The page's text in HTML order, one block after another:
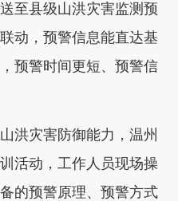
至县级山洪灾害监测预
动，预警信息能直达基
预警时间更短、预警信
灾害防御能力，温州
活动，工作人员现场操
的预警原理、预警方式